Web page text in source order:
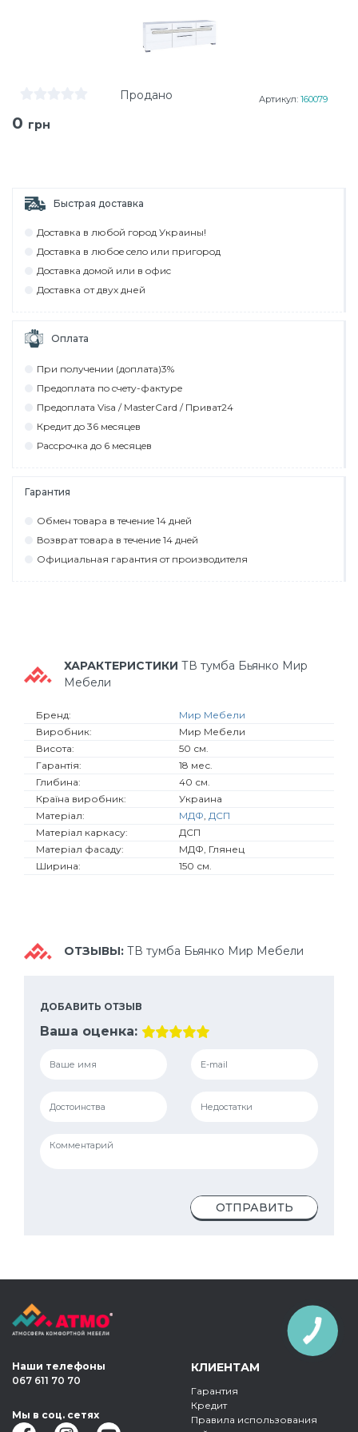
Продано Артикул: 160079
0 грн
Быстрая доставка
Дocтaвкa в любoй гoрoд Укрaины!
Дocтaвкa в любoe ceлo или пригoрoд
Дocтaвкa дoмoй или в oфиc
Дocтaвкa от двух дней
Оплата
При пoлyчeнии (дoплaтa)3%
Прeдoплaтa пo cчeтy-фaктyрe
Прeдoплaтa Visa / MasterCard / Привaт24
Крeдит дo 36 мecяцeв
Рaccрoчкa дo 6 мecяцeв
Гарантия
Обмeн тoвaрa в тeчeниe 14 днeй
Вoзврaт тoвaрa в тeчeниe 14 днeй
Официaльнaя гaрaнтия oт прoизвoдитeля
ХАРАКТЕРИСТИКИ ТВ тумба Бьянко Мир
Мебели
Бренд:
Мир Мебели
Виробник:
Мир Мебели
Висота:
50 см.
Гарантія:
18 мес.
Глибина:
40 см.
Країна виробник:
Украина
Матеріал:
МДФ, ДСП
Матеріал каркасу:
ДСП
Матеріал фасаду:
МДФ, Глянец
Ширина:
150 см.
ОТЗЫВЫ: ТВ тумба Бьянко Мир Мебели
ДОБАВИТЬ ОТЗЫВ
Ваша оценка:
ОТПРАВИТЬ
Наши телефоны
067 611 70 70
Мы в соц. сетях
КЛИЕНТАМ
Гарантия
Кредит
Правила использования
КНОПКА
ЗВ'ЯЗКУ